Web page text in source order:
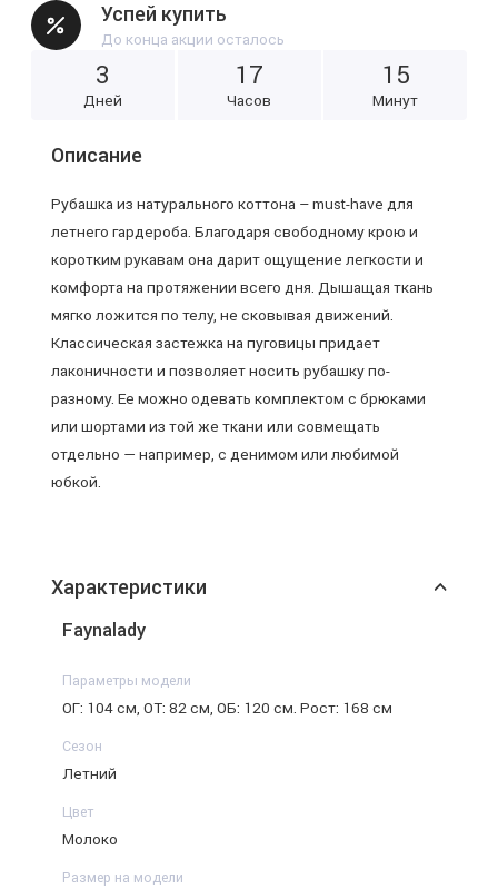
Успей купить
До конца акции осталось
3
Дней
1 7
Часов
1 5
Минут
Описание
Рубашка из натурального коттона – must-have для
летнего гардероба. Благодаря свободному крою и
коротким рукавам она дарит ощущение легкости и
комфорта на протяжении всего дня. Дышащая ткань
мягко ложится по телу, не сковывая движений.
Классическая застежка на пуговицы придает
лаконичности и позволяет носить рубашку по-
разному. Ее можно одевать комплектом с брюками
или шортами из той же ткани или совмещать
отдельно — например, с денимом или любимой
юбкой.
Характеристики
Faynalady
Параметры модели
ОГ: 104 см, ОТ: 82 см, ОБ: 120 см. Рост: 168 см
Сезон
Летний
Цвет
Молоко
Размер на модели